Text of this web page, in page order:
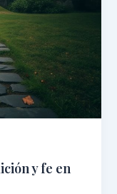
y fe en